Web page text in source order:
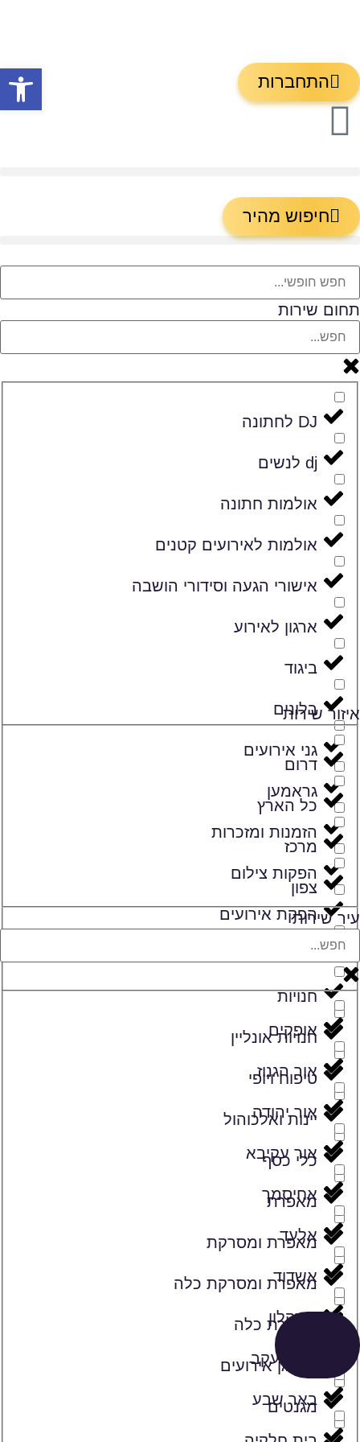
התחברות
חיפוש מהיר
תחום שירות
DJ לחתונה
dj לנשים
אולמות חתונה
אולמות לאירועים קטנים
אישורי הגעה וסידורי הושבה
ארגון לאירוע
ביגוד
בלונים
גני אירועים
גראמען
הזמנות ומזכרות
הפקות צילום
הפקת אירועים
זמרים
חנויות
חנויות אונליין
טיפוח ויופי
יינות ואלכוהול
כלי כסף
מאפרת
מאפרת ומסרקת
מאפרת ומסרקת כלה
מאפרת כלה
מארגן אירועים
מגנטים
איזור שירות
דרום
כל הארץ
מרכז
צפון
עיר שירות
אופקים
אור הגנוז
אור יהודה
אור עקיבא
אחיסמך
אלעד
אשדוד
אשקלון
באר יעקב
באר שבע